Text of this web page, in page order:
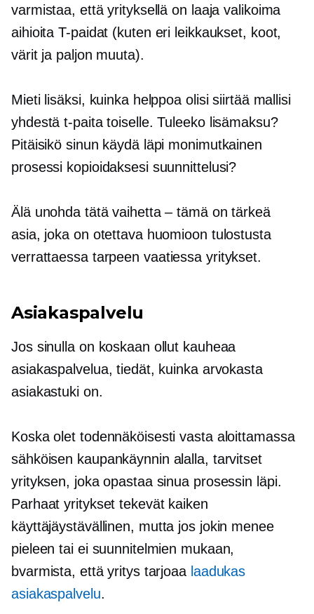
varmistaa, että yrityksellä on laaja valikoima
aihioitaT-paidat (kuten eri leikkaukset, koot,
värit ja paljon muuta).
Mieti lisäksi, kuinka helppoa olisi siirtää mallisi
yhdestät-paitatoiselle. Tuleeko lisämaksu?
Pitäisikö sinun käydä läpi monimutkainen
prosessi kopioidaksesi suunnittelusi?
Älä unohda tätä vaihetta – tämä on tärkeä
asia, joka on otettava huomioon tulostusta
verrattaessa tarpeen vaatiessa yritykset.
Asiakaspalvelu
Jos sinulla on koskaan ollut kauheaa
asiakaspalvelua, tiedät, kuinka arvokasta
asiakastuki on.
Koska olet todennäköisesti vasta aloittamassa
sähköisen kaupankäynnin alalla, tarvitset
yrityksen, joka opastaa sinua prosessin läpi.
Parhaat yritykset tekevät kaiken
käyttäjäystävällinen, mutta jos jokin menee
pieleen tai ei suunnitelmien mukaan,
bvarmista, että yritys tarjoaa laadukas
asiakaspalvelu.